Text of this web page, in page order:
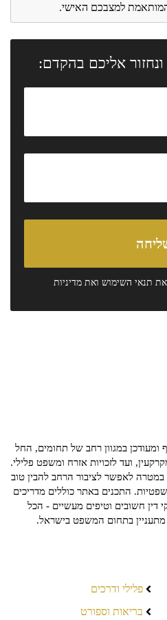
למצבכם האישי.
אליכם בהקדם:
תנאי השימוש ואת מדיניות
במגוון רחב של תחומים, החל
ועד לזכויות אזרח ומשפט פלילי.
לאפשר לציבור הרחב להבין טוב
התכנים באתר כוללים מדריכים
דין חשובים וטיפים מעשיים - הכל
מתעניין בתחום המשפט בישראל.
פלילי ודרכים
בריאות וספורט